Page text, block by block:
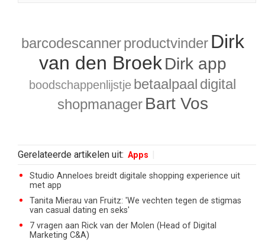
barcodescanner productvinder Dirk
van den Broek Dirk app
boodschappenlijstje betaalpaal digital
shopmanager Bart Vos
Gerelateerde artikelen uit: Apps
Studio Anneloes breidt digitale shopping experience uit
met app
Tanita Mierau van Fruitz: 'We vechten tegen de stigmas
van casual dating en seks'
7 vragen aan Rick van der Molen (Head of Digital
Marketing C&A)